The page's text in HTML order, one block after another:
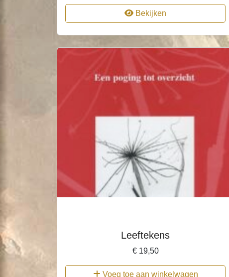
Bekijken
Leeftekens
€19,50
Voeg toe aan winkelwagen